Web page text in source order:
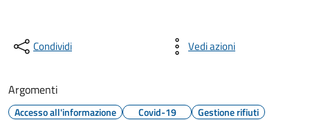
Condividi Vedi azioni
Argomenti
Accesso all'informazione Covid-19 Gestione rifiuti